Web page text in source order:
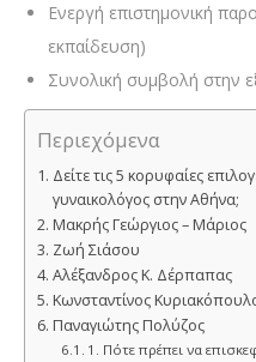
Ενεργή επιστημονική
εκπαίδευση)
Συνολική συμβολή στην
Περιεχόμενα
Δείτε τις 5 κορυφαίες
γυναικολόγος στην Αθήνα;
Μακρής Γεώργιος – Μάριος
Ζωή Σιάσου
Αλέξανδρος Κ. Δέρπαπας
Κωνσταντίνος
Παναγιώτης Πολύζος
1. Πότε πρέπει να